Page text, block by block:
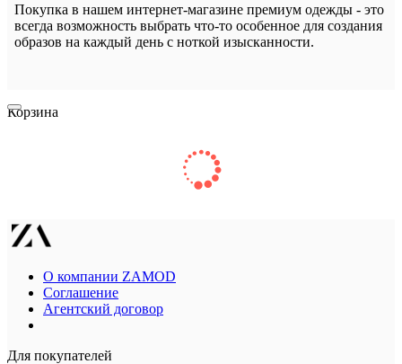
Покупка в нашем интернет-магазине премиум одежды - это
всегда возможность выбрать что-то особенное для создания
образов на каждый день с ноткой изысканности.
Корзина
О компании ZAMOD
Соглашение
Агентский договор
Для покупателей